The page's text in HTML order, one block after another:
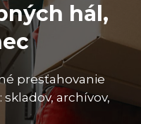
hál,
presťahovanie
archívov,